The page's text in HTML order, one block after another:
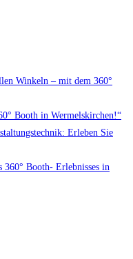
Winkeln – mit dem 360°
Booth in Wermelskirchen!“
Erleben Sie
360° Booth- Erlebnisses in